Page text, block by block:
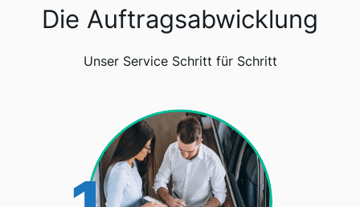
Die Auftragsabwicklung
Unser Service Schritt für Schritt